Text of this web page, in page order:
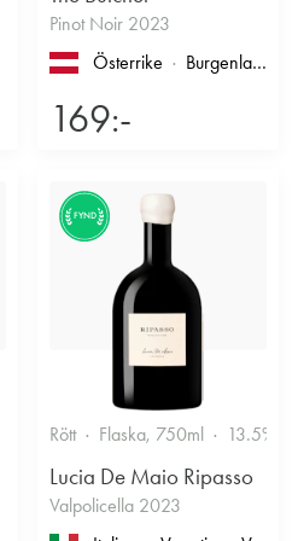
Pinot Noir 2023
Österrike
Burgenland
169:-
Stramt & Nyanserat
FYND
Rött Flaska, 750ml 13.5%
Lucia De Maio Ripasso
Valpolicella 2023